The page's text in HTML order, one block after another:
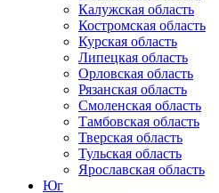
Калужская область
Костромская область
Курская область
Липецкая область
Орловская область
Рязанская область
Смоленская область
Тамбовская область
Тверская область
Тульская область
Ярославская область
Юг